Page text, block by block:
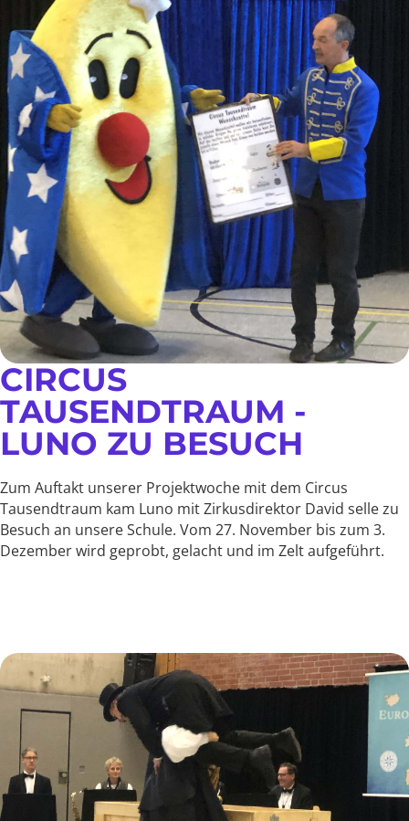
CIRCUS
TAUSENDTRAUM -
LUNO ZU BESUCH
Zum Auftakt unserer Projektwoche mit dem Circus
Tausendtraum kam Luno mit Zirkusdirektor David selle zu
Besuch an unsere Schule. Vom 27. November bis zum 3.
Dezember wird geprobt, gelacht und im Zelt aufgeführt.